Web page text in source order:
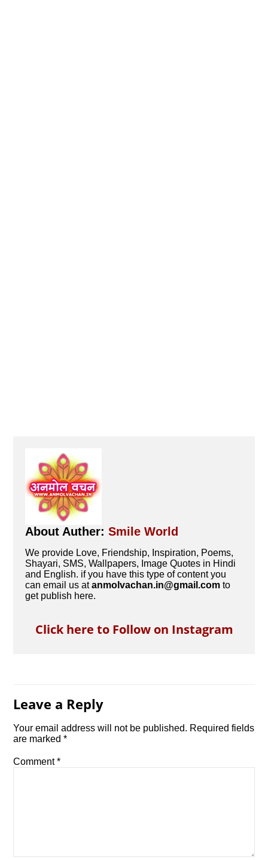
About Auther:Smile World
We provide Love, Friendship, Inspiration, Poems,
Shayari, SMS, Wallpapers, Image Quotes in Hindi
and English. if you have this type of content you
can email us atanmolvachan.in@gmail.com to
get publish here.
Click here to Follow on Instagram
Leave a Reply
Your email address will not be published. Required fields
are marked*
Comment*